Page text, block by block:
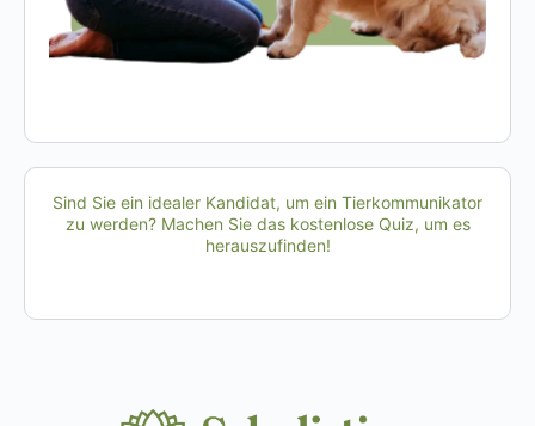
Sind Sie ein idealer Kandidat, um ein Tierkommunikator
zu werden? Machen Sie das kostenlose Quiz, um es
herauszufinden!